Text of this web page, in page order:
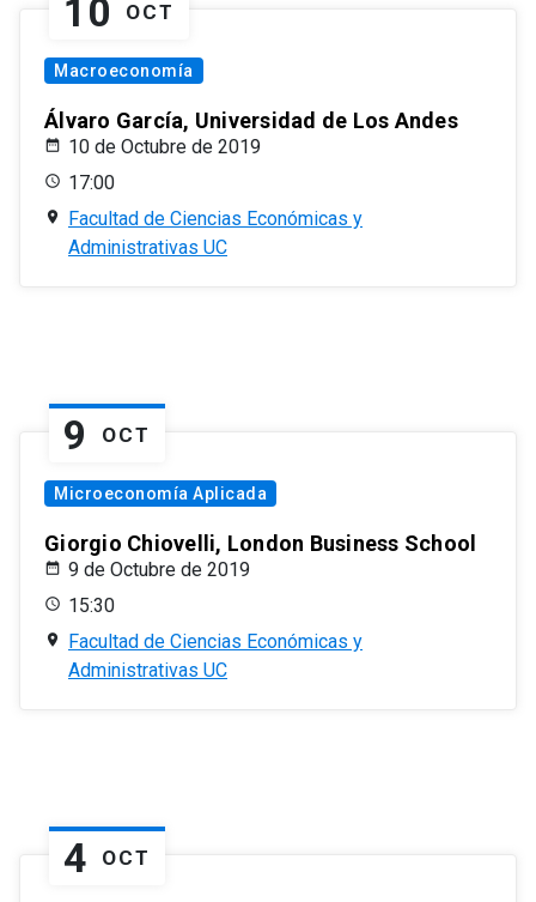
10 OCT
Macroeconomía
Álvaro García, Universidad de Los Andes
10 de Octubre de 2019
17:00
Facultad de Ciencias Económicas y
Administrativas UC
9 OCT
Microeconomía Aplicada
Giorgio Chiovelli, London Business School
9 de Octubre de 2019
15:30
Facultad de Ciencias Económicas y
Administrativas UC
4 OCT